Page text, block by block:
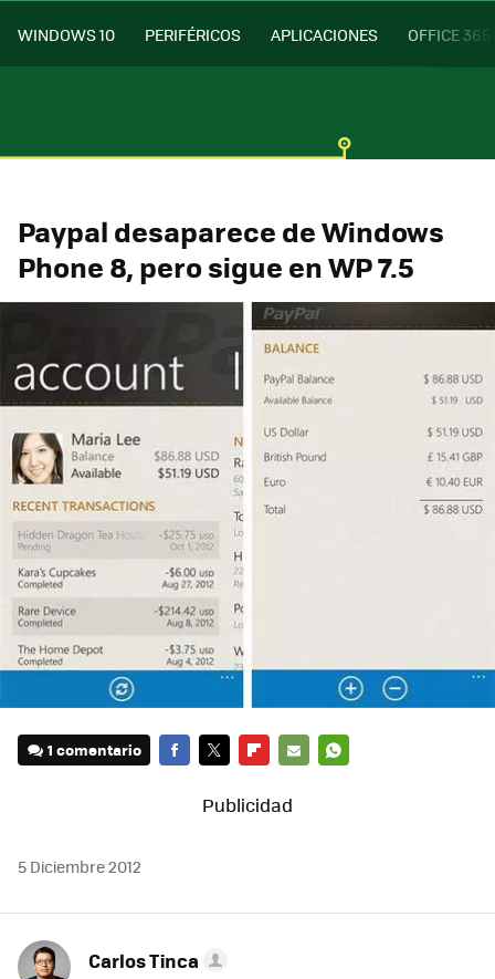
WINDOWS 10 PERIFÉRICOS APLICACIONES OFFICE 365
Paypal desaparece de Windows
Phone 8, pero sigue en WP 7.5
1 comentario
MAIL
5 Diciembre 2012
Carlos Tinca